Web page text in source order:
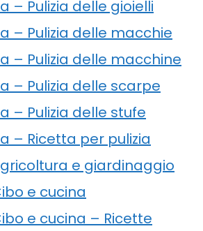
– Pulizia delle gioielli
– Pulizia delle macchie
– Pulizia delle macchine
– Pulizia delle scarpe
– Pulizia delle stufe
– Ricetta per pulizia
e giardinaggio
e cucina
e cucina – Ricette